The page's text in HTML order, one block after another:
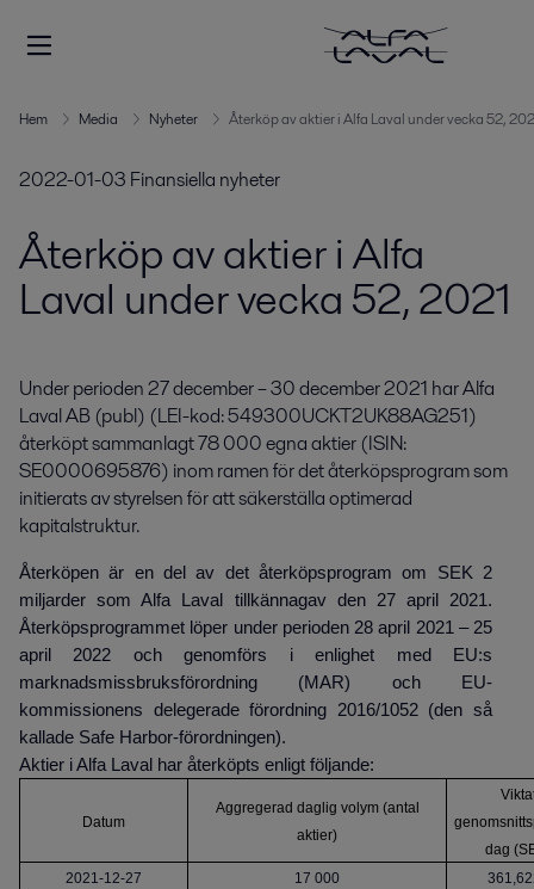
Hem Media Nyheter Återköp av aktier i Alfa Laval under vecka 52,
2022-01-03 Finansiella nyheter
Återköp av aktier i Alfa
Laval under vecka 52, 2021
Under perioden 27 december – 30 december 2021 har Alfa
Laval AB (publ) (LEI-kod: 549300UCKT2UK88AG251)
återköpt sammanlagt 78 000 egna aktier (ISIN:
SE0000695876) inom ramen för det återköpsprogram som
initierats av styrelsen för att säkerställa optimerad
kapitalstruktur.
Återköpen är en del av det återköpsprogram om SEK 2
miljarder som Alfa Laval tillkännagav den 27 april 2021.
Återköpsprogrammet löper under perioden 28 april 2021 – 25
april 2022 och genomförs i enlighet med EU:s
marknadsmissbruksförordning (MAR) och EU-
kommissionens delegerade förordning 2016/1052 (den så
kallade Safe Harbor-förordningen).
Aktier i Alfa Laval har återköpts enligt följande:
Datum
Aggregerad daglig volym (antal
aktier)
dag
2021-12-27
17 000